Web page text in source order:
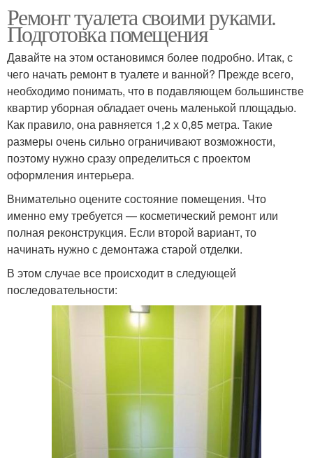
Ремонт туалета своими руками.
Подготовка помещения
Давайте на этом остановимся более подробно. Итак, с
чего начать ремонт в туалете и ванной? Прежде всего,
необходимо понимать, что в подавляющем большинстве
квартир уборная обладает очень маленькой площадью.
Как правило, она равняется 1,2 х 0,85 метра. Такие
размеры очень сильно ограничивают возможности,
поэтому нужно сразу определиться с проектом
оформления интерьера.
Внимательно оцените состояние помещения. Что
именно ему требуется — косметический ремонт или
полная реконструкция. Если второй вариант, то
начинать нужно с демонтажа старой отделки.
В этом случае все происходит в следующей
последовательности: